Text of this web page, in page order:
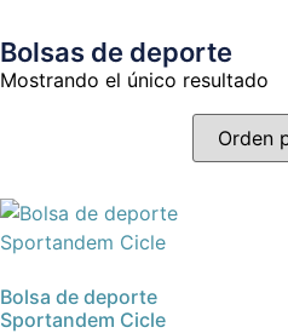
Bolsas de deporte
Mostrando el único resultado
Bolsa de deporte
Sportandem Cicle